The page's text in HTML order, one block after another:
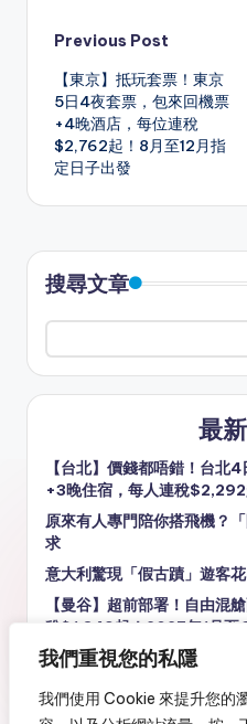
我們重視您的私隱
我們使用 Cookie 來提升您的
a
ts
A
p
p
e
a
d
s
h
a
t
e
Post
navigation
Previous Post
【東京】抵玩套票！東京
5日4夜套票，包來回機票
+4晚酒店，每位連稅
$2,762起！8月至12月指
定日子出發
搜尋文章
最
【台北】價錢都唔錯！台北
+3晚住宿，每人連稅
原來有人專門陪你搭飛機？
求
意大利驚現「假古蹟」遊客
【曼谷】超前部署！自由混
稅$1,849起！2027年1月至
歷時近10年 波音737 MAX 7